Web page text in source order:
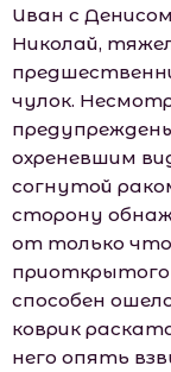
Иван с
Николай,
чулок.
охреневшим
согнутой
сторону
от только что
способен
коврик
него опять